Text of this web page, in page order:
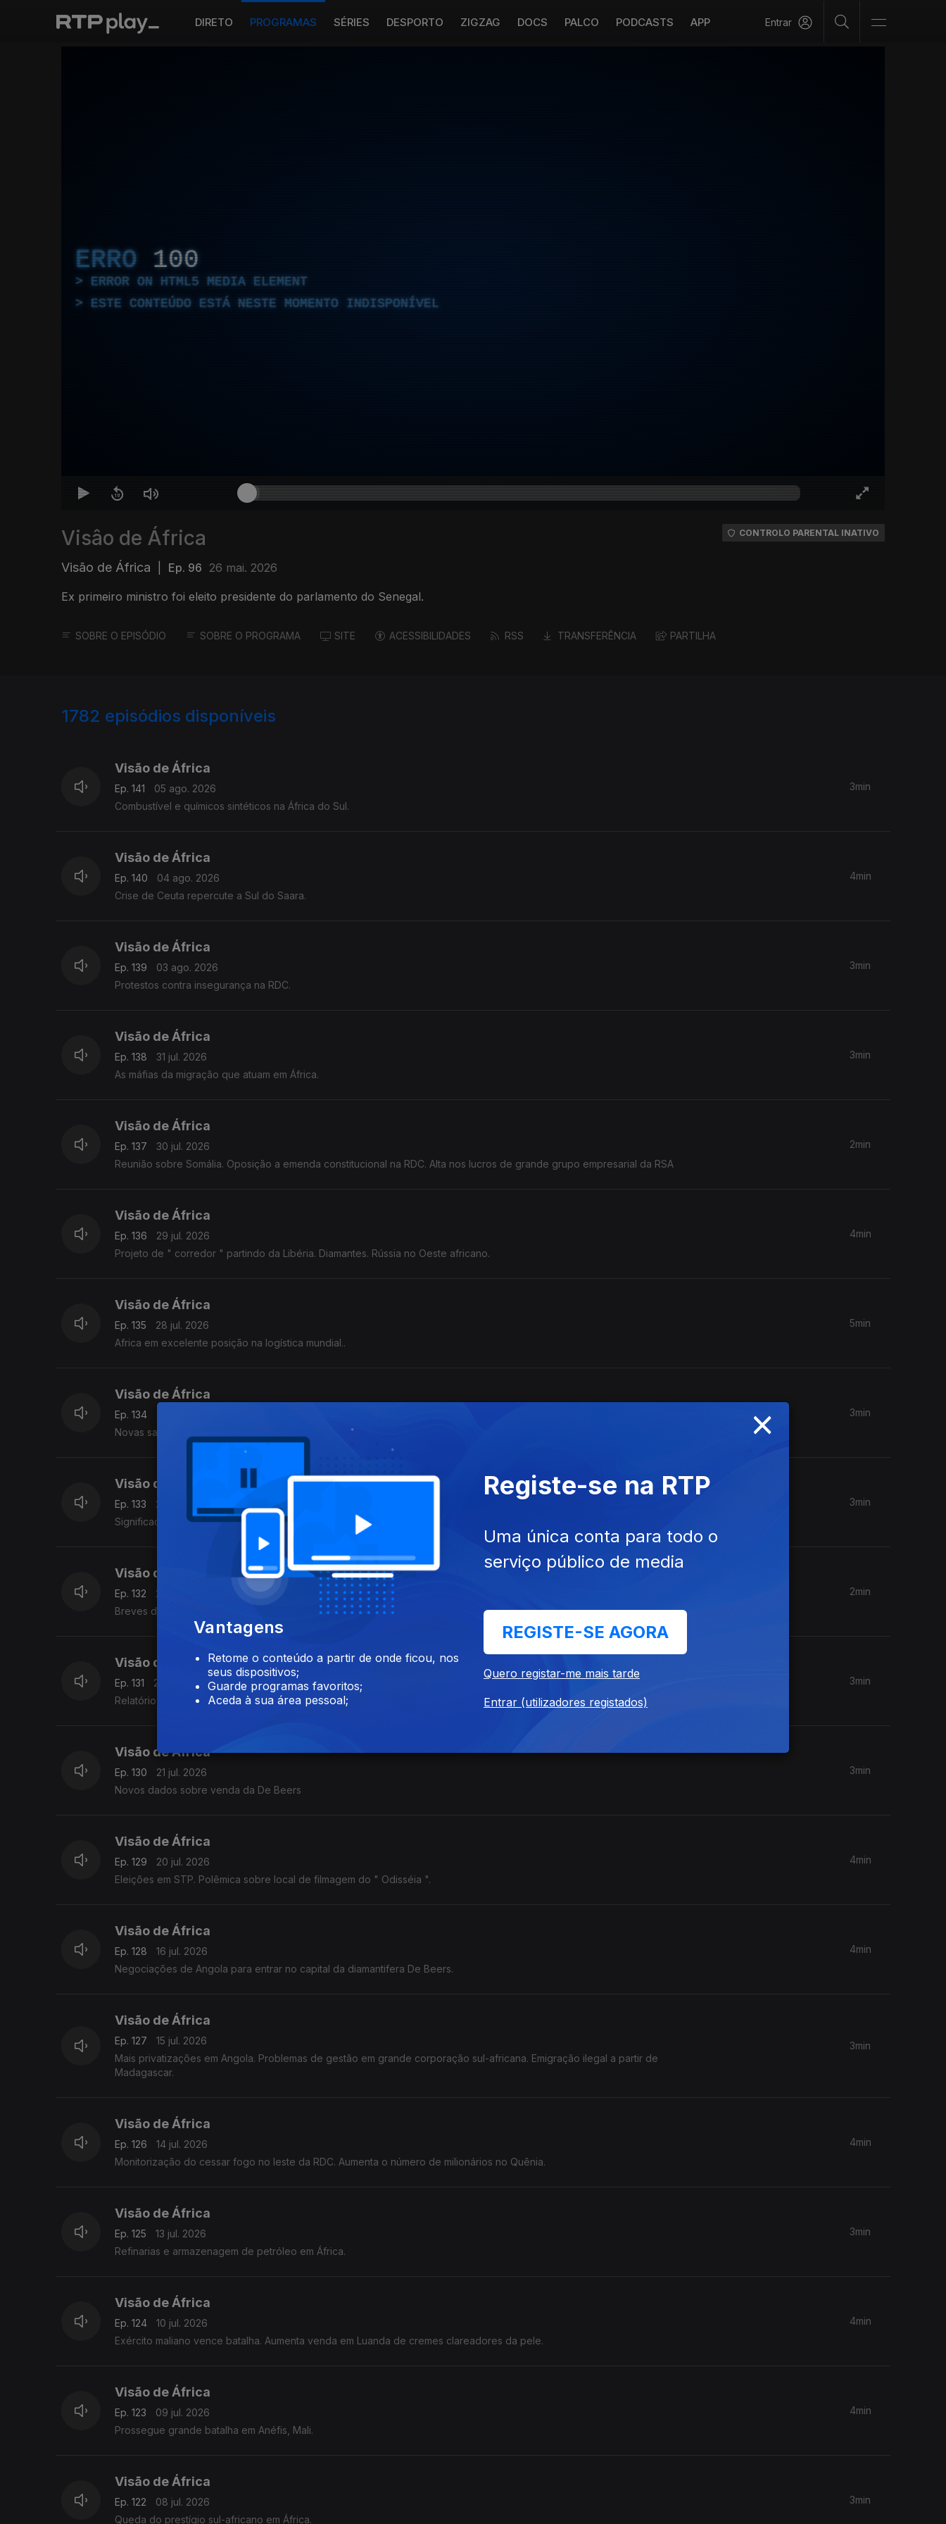
DIRETO PROGRAMAS SÉRIES DESPORTO ZIGZAG DOCS PALCO PODCASTS APP Entrar
ERRO 100
ERROR ON HTML5 MEDIA ELEMENT
ESTE CONTEÚDO ESTÁ NESTE MOMENTO INDISPONÍVEL
Visâo de África
Visão de África Ep. 96 26 mai. 2026
Ex primeiro ministro foi eleito presidente do parlamento do Senegal.
CONTROLO PARENTAL INATIVO
SOBRE O EPISÓDIO SOBRE O PROGRAMA SITE ACESSIBILIDADES RSS TRANSFERÊNCIA PARTILHA
1782 episódios disponíveis
Visão de África
Ep. 141
05 ago. 2026
Combustível e químicos sintéticos na África do Sul.
3min
Visão de África
Ep. 140
04 ago. 2026
Crise de Ceuta repercute a Sul do Saara.
4min
Visão de África
Ep. 139
03 ago. 2026
Protestos contra insegurança na RDC.
3min
Visão de África
Ep. 138
31 jul. 2026
As máfias da migração que atuam em África.
3min
Visão de África
Ep. 137
30 jul. 2026
Reunião sobre Somália. Oposição a emenda constitucional na RDC. Alta nos lucros de grande grupo empresarial da RSA
2min
Visão de África
Ep. 136
29 jul. 2026
Projeto de " corredor " partindo da Libéria. Diamantes. Rússia no Oeste africano.
4min
Visão de África
Ep. 135
28 jul. 2026
Africa em excelente posição na logística mundial..
5min
Visão de África
Ep. 134
Novas sanções USA atingem a RSA. Aumento dos efetivos militares em países de Sahel.
3min
Visão de África
Ep. 133
24 jul. 2026
Significado da libertação de DSP. Crise em grande corporação governamental na RSA.
3min
Visão de África
Ep. 132
23 jul. 2026
Breves da África do Sul, Djibuti e Angola. Sucesso de títulos zambianos tem efeito político.
2min
Visão de África
Ep. 131
22 jul. 2026
Relatório sobre a fome. Longa ausência do presidente dos Camarões.
3min
Visão de África
Ep. 130
21 jul. 2026
Novos dados sobre venda da De Beers
3min
Visão de África
Ep. 129
20 jul. 2026
Eleições em STP. Polêmica sobre local de filmagem do " Odisséia ".
4min
Visão de África
Ep. 128
16 jul. 2026
Negociações de Angola para entrar no capital da diamantifera De Beers.
4min
Visão de África
Ep. 127
15 jul. 2026
Mais privatizações em Angola. Problemas de gestão em grande corporação sul-africana. Emigração ilegal a partir de
Madagascar.
3min
Visão de África
Ep. 126
14 jul. 2026
Monitorização do cessar fogo no leste da RDC. Aumenta o número de milionários no Quênia.
4min
Visão de África
Ep. 125
13 jul. 2026
Refinarias e armazenagem de petróleo em África.
3min
Visão de África
Ep. 124
10 jul. 2026
Exército maliano vence batalha. Aumenta venda em Luanda de cremes clareadores da pele.
4min
Visão de África
Ep. 123
09 jul. 2026
Prossegue grande batalha em Anéfis, Mali.
4min
Visão de África
Ep. 122
08 jul. 2026
Queda do prestígio sul-africano em África.
3min
×
Vantagens
Retome o conteúdo a partir de onde ficou, nos
seus dispositivos;
Guarde programas favoritos;
Aceda à sua área pessoal;
Registe-se na RTP
Uma única conta para todo o
serviço público de media
REGISTE-SE AGORA
Quero registar-me mais tarde
Entrar (utilizadores registados)